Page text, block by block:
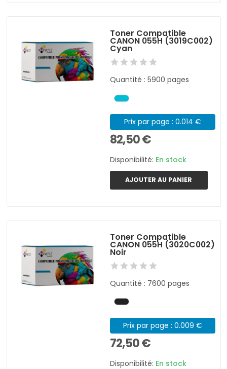
Toner Compatible
CANON 055H (3019C002)
Cyan
Quantité : 5900 pages
Prix par page : 0.014 €
82,50 €
Disponibilité: En stock
AJOUTER AU PANIER
Toner Compatible
CANON 055H (3020C002)
Noir
Quantité : 7600 pages
Prix par page : 0.009 €
72,50 €
Disponibilité: En stock